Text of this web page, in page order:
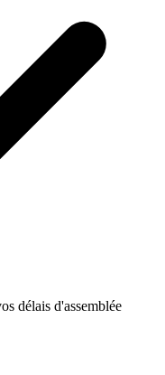
délais d'assemblée